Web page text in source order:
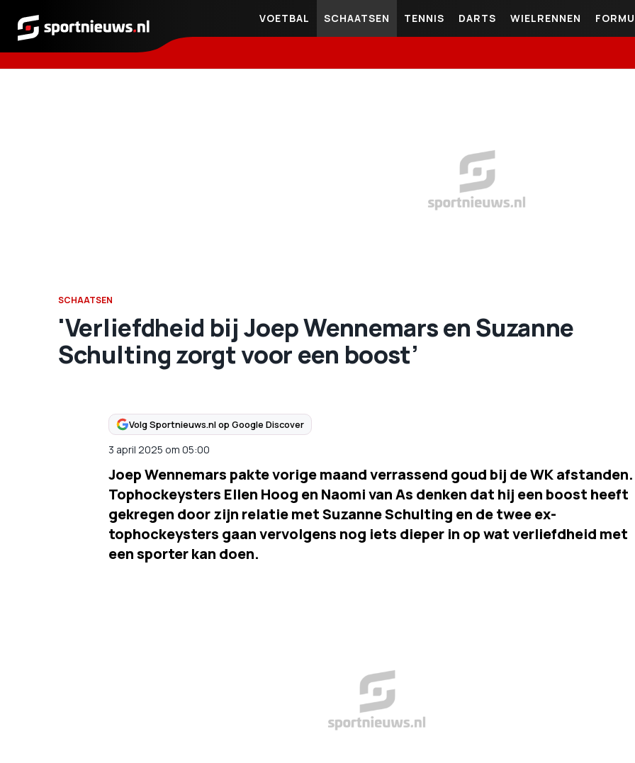
Sportnieuws.nl
VOETBAL SCHAATSEN TENNIS DARTS WIELRENNEN
SCHAATSEN
'Verliefdheid bij Joep Wennemars en Suzanne
Schulting zorgt voor een boost’
Volg Sportnieuws.nl op Google Discover
3 april 2025 om 05:00
Joep Wennemars pakte vorige maand verrassend goud bij de WK afstanden.
Tophockeysters Ellen Hoog en Naomi van As denken dat hij een boost heeft
gekregen door zijn relatie met Suzanne Schulting en de twee ex-
tophockeysters gaan vervolgens nog iets dieper in op wat verliefdheid met
een sporter kan doen.